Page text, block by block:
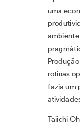
uma
ambiente
rotinas
fazia um
Taiichi